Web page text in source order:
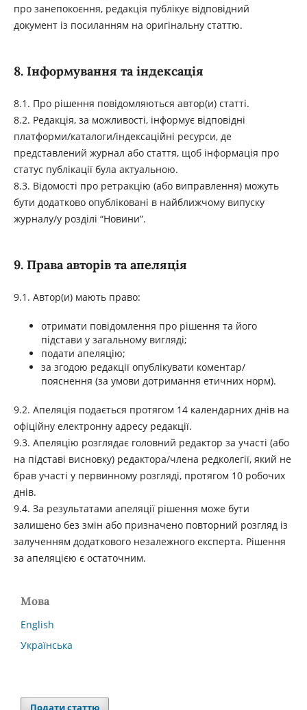
про занепокоєння, редакція публікує відповідний
документ із посиланням на оригінальну статтю.
8. Інформування та індексація
8.1. Про рішення повідомляються автор(и) статті.
8.2. Редакція, за можливості, інформує відповідні
платформи/каталоги/індексаційні ресурси, де
представлений журнал або стаття, щоб інформація про
статус публікації була актуальною.
8.3. Відомості про ретракцію (або виправлення) можуть
бути додатково опубліковані в найближчому випуску
журналу/у розділі “Новини”.
9. Права авторів та апеляція
9.1. Автор(и) мають право:
отримати повідомлення про рішення та його
підстави у загальному вигляді;
подати апеляцію;
за згодою редакції опублікувати коментар/
пояснення (за умови дотримання етичних норм).
9.2. Апеляція подається протягом 14 календарних днів на
офіційну електронну адресу редакції.
9.3. Апеляцію розглядає головний редактор за участі (або
на підставі висновку) редактора/члена редколегії, який не
брав участі у первинному розгляді, протягом 10 робочих
днів.
9.4. За результатами апеляції рішення може бути
залишено без змін або призначено повторний розгляд із
залученням додаткового незалежного експерта. Рішення
за апеляцією є остаточним.
Мова
English
Українська
Подати статтю